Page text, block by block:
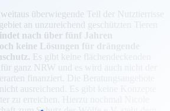
überwiegende Teil der Nutztierrisse
an unzureichend geschützten Tieren
nach über fünf Jahren
keine Lösungen für drängende
Es gibt keine flächendeckenden
ganz NRW und es wird auch nicht der
finanziert. Die Beratungsangebote
ausreichend. Es gibt keine Konzepte
zu erreichen. Hierzu nochmal Nicole